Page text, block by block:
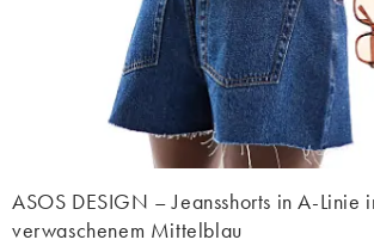
ASOS DESIGN – Jeansshorts in A-Linie
verwaschenem Mittelblau